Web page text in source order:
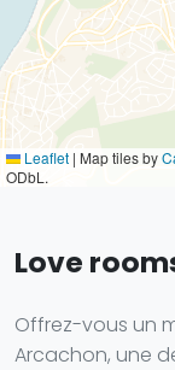
Leaflet | Map tiles by
ODbL.
Love
Offrez-vous un
Arcachon, une